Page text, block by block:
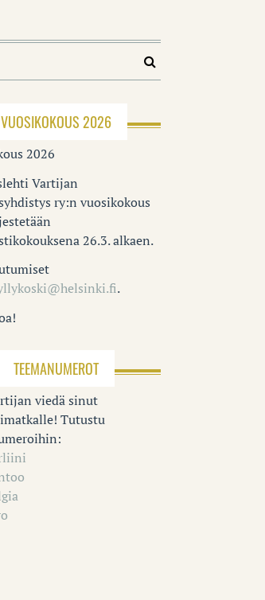
VUOSIKOKOUS 2026
2026
Vartijan
ry:n vuosikokous
26.3. alkaen.
.
TEEMANUMEROT
viedä sinut
Tutustu